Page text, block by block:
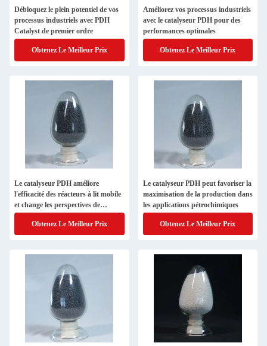
Débloquez le plein potentiel de vos
processus industriels avec PDH
Catalyst de premier ordre
Obtenez Le Meilleur Prix
Améliorez vos processus industriels
avec le catalyseur PDH pour des
performances optimales
Obtenez Le Meilleur Prix
Le catalyseur PDH améliore
l'efficacité des réacteurs à lit mobile
et change les perspectives de
l'industrie pétrolière
Obtenez Le Meilleur Prix
Le catalyseur PDH peut favoriser la
maximisation de la production dans
les applications pétrochimiques
Obtenez Le Meilleur Prix